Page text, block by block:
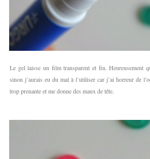
Le gel laisse un film transparent et fin. Heureusement
sinon j’aurais eu du mal à l’utiliser car j’ai horreur de
trop prenante et me donne des maux de tête.